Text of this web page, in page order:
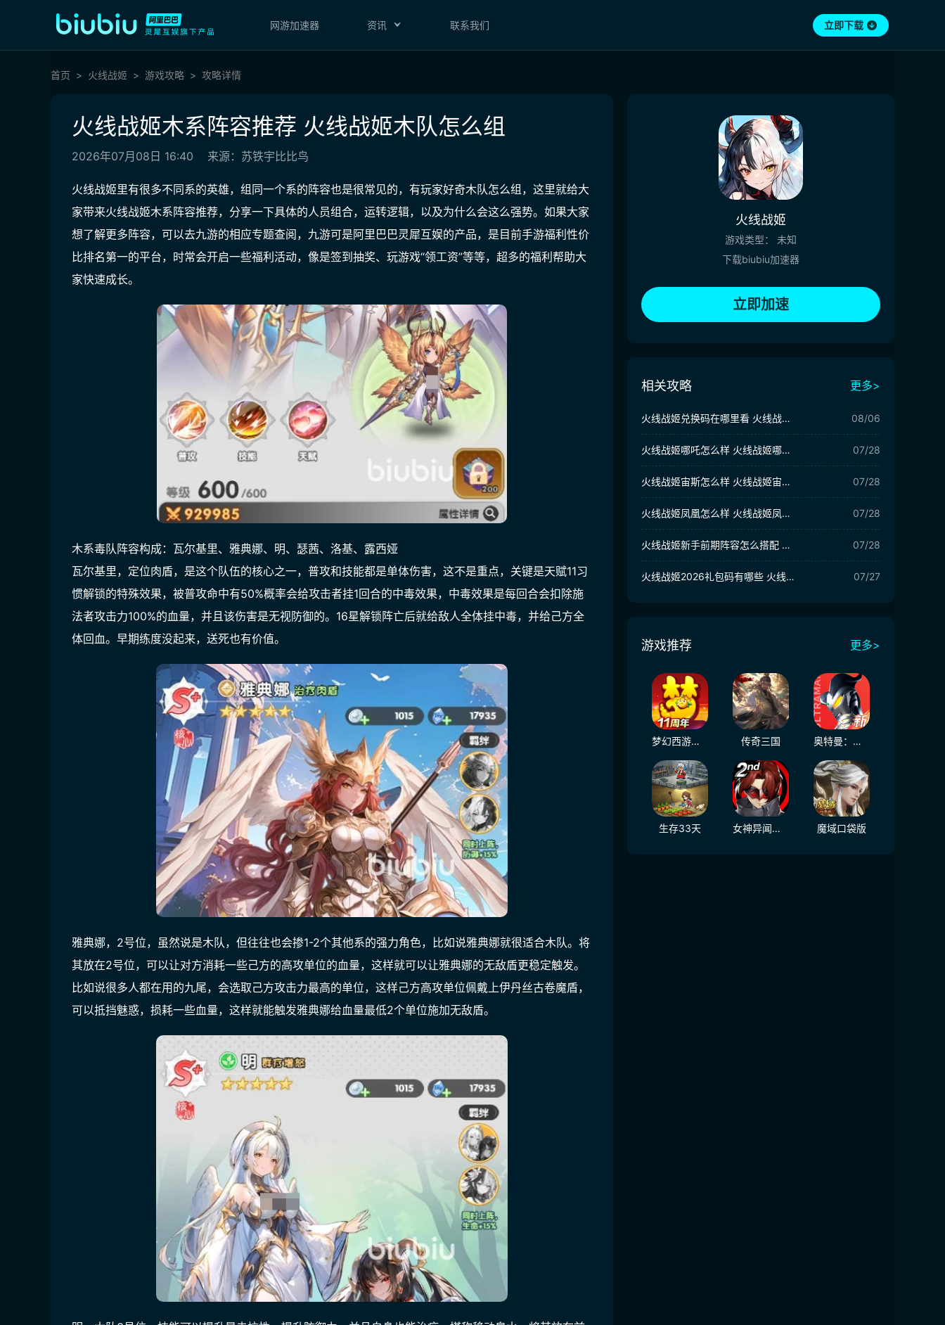
网游加速器 资讯 联系我们 立即下载
首页 火线战姬 游戏攻略 攻略详情
火线战姬木系阵容推荐 火线战姬木队怎么组
2026年07月08日 16:40 来源：苏铁宇比比鸟
火线战姬里有很多不同系的英雄，组同一个系的阵容也是很常见的，有玩家好奇木队怎么组，这里就给大
家带来火线战姬木系阵容推荐，分享一下具体的人员组合，运转逻辑，以及为什么会这么强势。如果大家
想了解更多阵容，可以去九游的相应专题查阅， 九游可是阿里巴巴灵犀互娱的产品，是目前手游福利性价
比排名第一的平台，时常会开启一些福利活动，像是签到抽奖、玩游戏“领工资”等等，超多的福利帮助大
家快速成长。
木系毒队阵容构成：瓦尔基里、雅典娜、明、瑟茜、洛基、露西娅
瓦尔基里，定位肉盾，是这个队伍的核心之一，普攻和技能都是单体伤害，这不是重点，关键是天赋11习
惯解锁的特殊效果，被普攻命中有50%概率会给攻击者挂1回合的中毒效果，中毒效果是每回合会扣除施
法者攻击力100%的血量，并且该伤害是无视防御的。16星解锁阵亡后就给敌人全体挂中毒，并给己方全
体回血。早期练度没起来，送死也有价值。
雅典娜，2号位，虽然说是木队，但往往也会掺1-2个其他系的强力角色，比如说雅典娜就很适合木队。将
其放在2号位，可以让对方消耗一些己方的高攻单位的血量，这样就可以让雅典娜的无敌盾更稳定触发。
比如说很多人都在用的九尾，会选取己方攻击力最高的单位，这样己方高攻单位佩戴上伊丹丝古卷魔盾，
可以抵挡魅惑，损耗一些血量，这样就能触发雅典娜给血量最低2个单位施加无敌盾。
火线战姬
游戏类型：
未知
下载biubiu加速器
立即加速
相关攻略 更多>
火线战姬兑换码在哪里看 火线战姬兑换码合集 08/06
火线战姬哪吒怎么样 火线战姬哪吒值得培养吗 07/28
火线战姬宙斯怎么样 火线战姬宙斯强度分析 07/28
火线战姬凤凰怎么样 火线战姬凤凰强度如何 07/28
火线战姬新手前期阵容怎么搭配 火线战姬新手阵容搭配攻略 07/28
火线战姬2026礼包码有哪些 火线战姬2026礼包码分享 07/27
游戏推荐 更多>
梦幻西游（大陆服） 传奇三国 奥特曼：光之战士
生存33天 女神异闻录：夜幕魅影 魔域口袋版